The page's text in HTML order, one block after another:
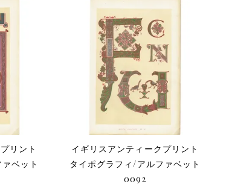
リント
ベット
イギリスアンティークプリント
タイポグラフィ/アルファベット
0092